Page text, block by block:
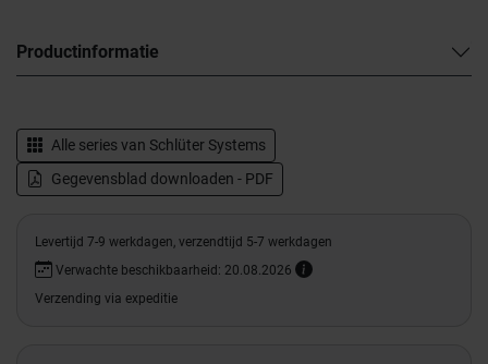
Productinformatie
Alle series van Schlüter Systems
Gegevensblad downloaden - PDF
Levertijd 7-9 werkdagen, verzendtijd 5-7 werkdagen
Verwachte beschikbaarheid: 20.08.2026
Verzending via expeditie